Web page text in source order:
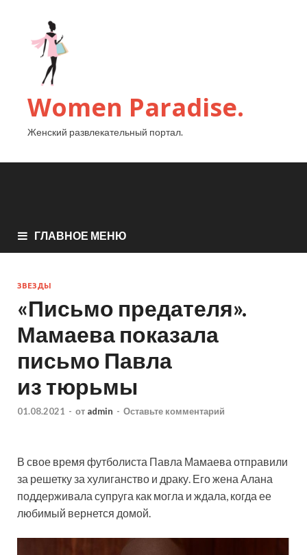
Women Paradise.
Женский развлекательный портал.
ГЛАВНОЕ МЕНЮ
ЗВЕЗДЫ
«Письмо предателя».
Мамаева показала
письмо Павла
из тюрьмы
01.08.2021 - от admin - Оставьте комментарий
В свое время футболиста Павла Мамаева отправили
за решетку за хулиганство и драку. Его жена Алана
поддерживала супруга как могла и ждала, когда ее
любимый вернется домой.